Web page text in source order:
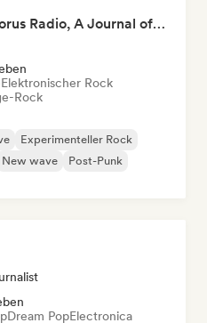
Alan Cross - Corus Radio, A Journal of Musical Things
Elektronischer Rock
Rock
Experimenteller Rock
New wave
Post-Punk
Dream PopElectronica